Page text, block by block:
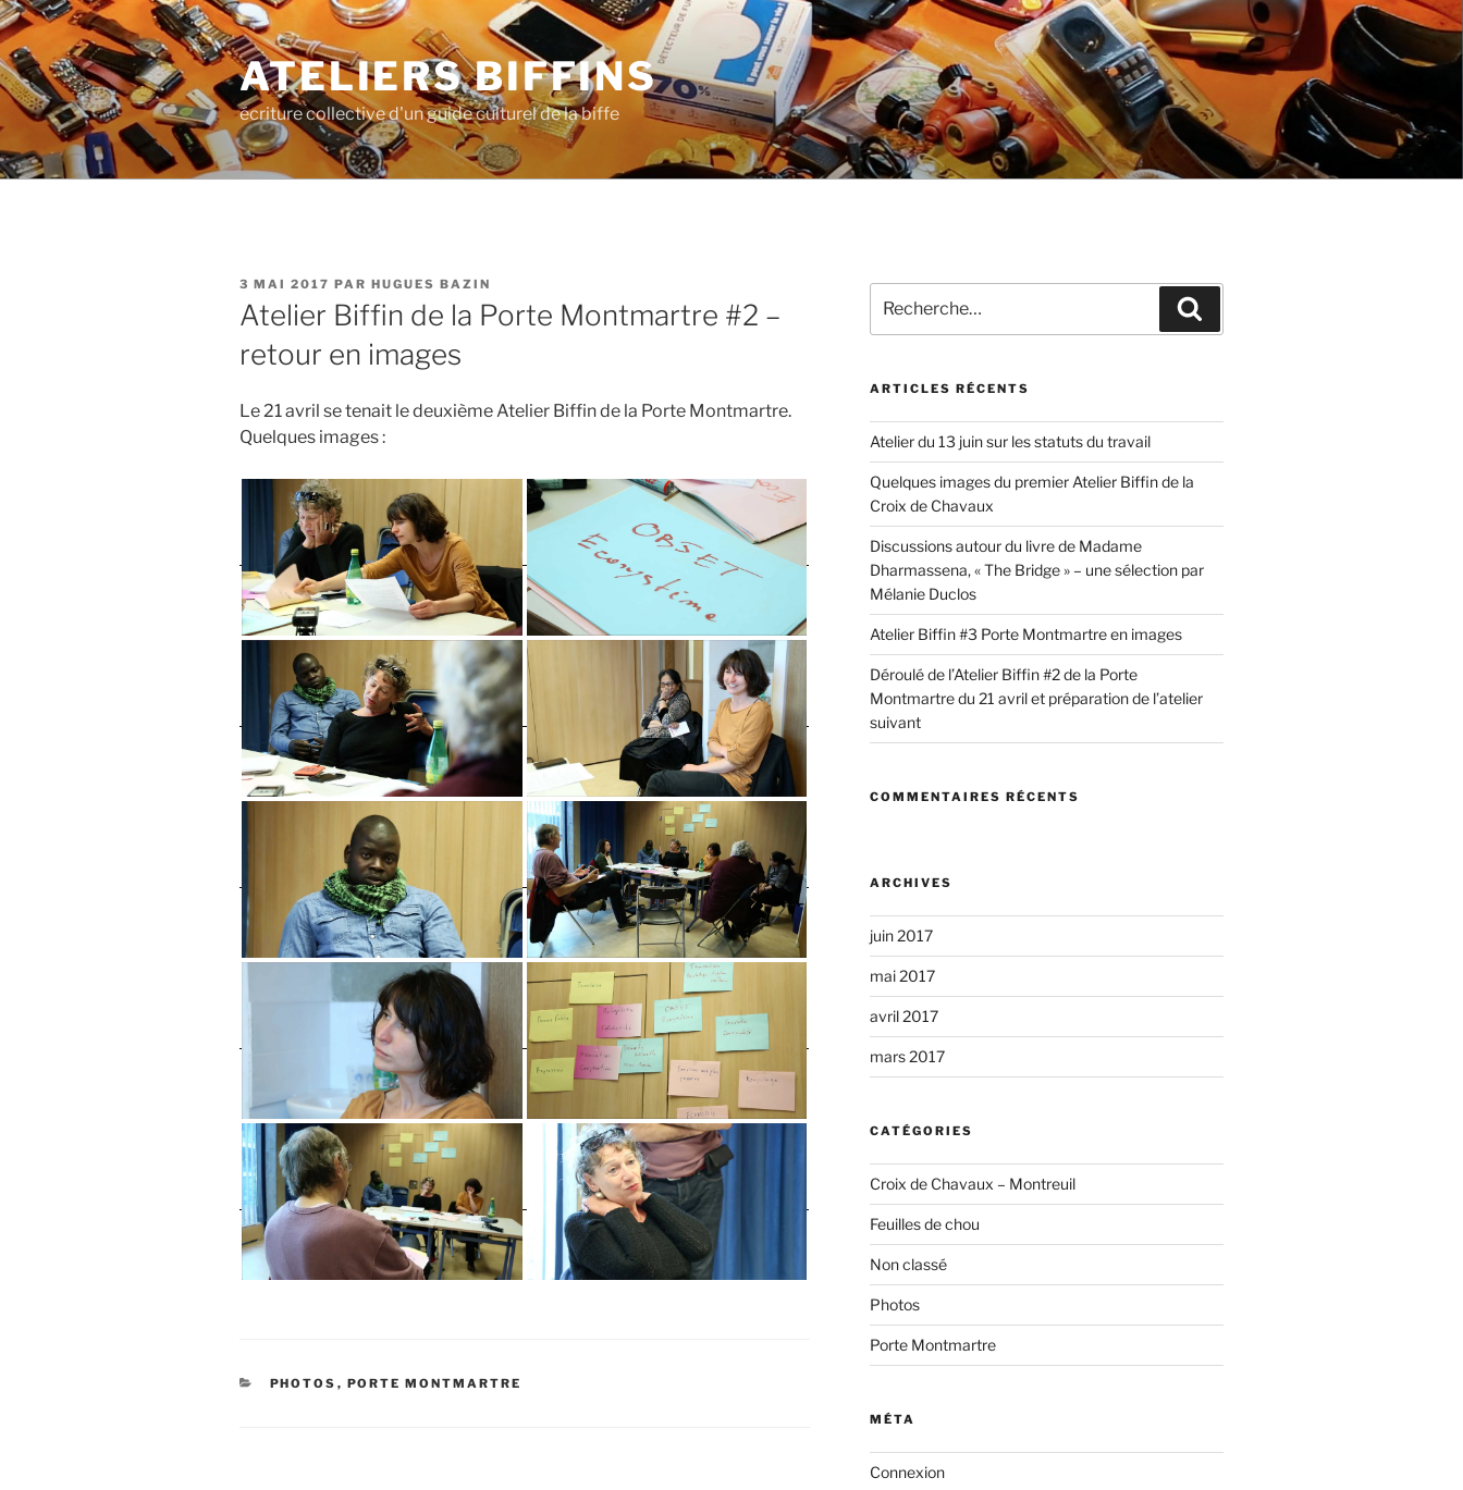
Aller
au
contenu
principal
ATELIERS BIFFINS
écriture collective d'un guide culturel de la biffe
PUBLIÉ
LE
3 MAI 2017 PAR HUGUES BAZIN
Atelier Biffin de la Porte Montmartre #2 –
retour en images
Le 21 avril se tenait le deuxième Atelier Biffin de la Porte Montmartre.
Quelques images :
CATÉGORIES
PHOTOS , PORTE MONTMARTRE
pour
:
ARTICLES RÉCENTS
Atelier du 13 juin sur les statuts du travail
Quelques images du premier Atelier Biffin de la
Croix de Chavaux
Discussions autour du livre de Madame
Dharmassena, « The Bridge » – une sélection par
Mélanie Duclos
Atelier Biffin #3 Porte Montmartre en images
Déroulé de l’Atelier Biffin #2 de la Porte
Montmartre du 21 avril et préparation de l’atelier
suivant
COMMENTAIRES RÉCENTS
ARCHIVES
juin 2017
mai 2017
avril 2017
mars 2017
CATÉGORIES
Croix de Chavaux – Montreuil
Feuilles de chou
Non classé
Photos
Porte Montmartre
MÉTA
Connexion